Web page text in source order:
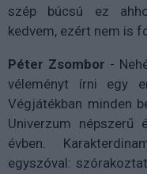
szép búcsú ez
kedvem, ezért nem is
Péter Zsombor -
véleményt írni egy
Végjátékban minden
Univerzum
évben.
egyszóval: